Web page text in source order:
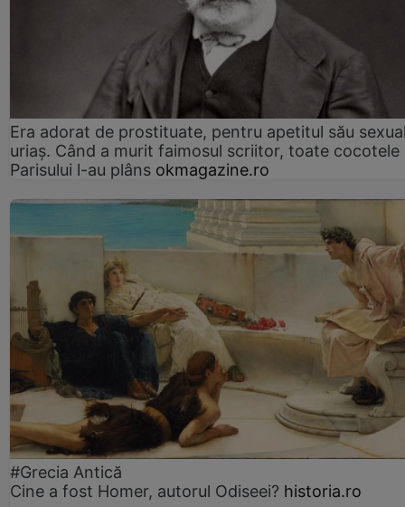
Era adorat de prostituate, pentru apetitul său
uriaș. Când a murit faimosul scriitor, toate cocotele
Parisului l-au plâns okmagazine.ro
#Grecia Antică
Cine a fost Homer, autorul Odiseei? historia.ro